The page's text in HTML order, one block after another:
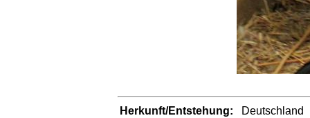
Herkunft/Entstehung: Deutschland